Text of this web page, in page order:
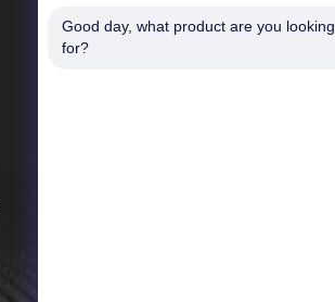
速いリンク
Good day, what product are you looking
for?